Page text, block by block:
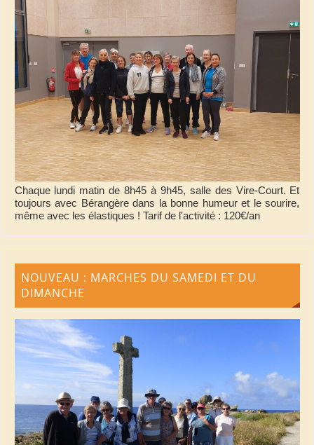
Chaque lundi matin de 8h45 à 9h45, salle des Vire-Court. Et
toujours avec Bérangère dans la bonne humeur et le sourire,
même avec les élastiques ! Tarif de l'activité : 120€/an
NOUVEAU : MARCHES DU SAMEDI ET DU
DIMANCHE